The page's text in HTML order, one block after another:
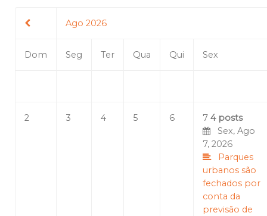
Ago 2026
Dom Seg Ter Qua Qui Sex
2 3 4 5 6 7 4 posts
Sex, Ago
7, 2026
Parques
urbanos são
fechados por
conta da
previsão de